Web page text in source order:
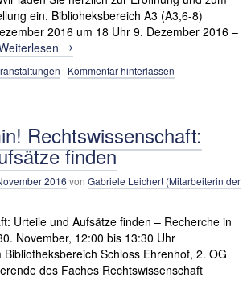
ein. Biblioheksbereich A3 (A3,6-8)
2016 um 18 Uhr 9. Dezember 2016 –
→
| Kommentar hinterlassen
Rechtswissenschaft:
finden
2016 von Gabriele Leichert (Mitarbeiterin der
Urteile und Aufsätze finden – Recherche in
November, 12:00 bis 13:30 Uhr
Schloss Ehrenhof, 2. OG
des Faches Rechtswissenschaft